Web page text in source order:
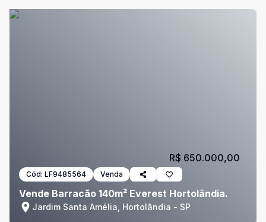
Cód: LF9485564 Venda
Vende Barracão 140m² Everest Hortolândia.
Jardim Santa Amélia, Hortolândia - SP
R$ 650.000,00